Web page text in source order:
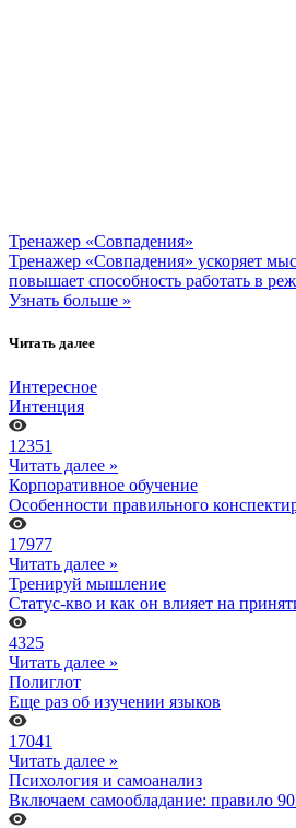
Тренажер «Совпадения»
Тренажер «Совпадения» ускоряет
повышает способность работать в
Узнать больше »
Читать далее
Интересное
Интенция
12351
Читать далее »
Корпоративное обучение
Особенности правильного
17977
Читать далее »
Тренируй мышление
Статус-кво и как он влияет на
4325
Читать далее »
Полиглот
Еще раз об изучении языков
17041
Читать далее »
Психология и самоанализ
Включаем самообладание: правило